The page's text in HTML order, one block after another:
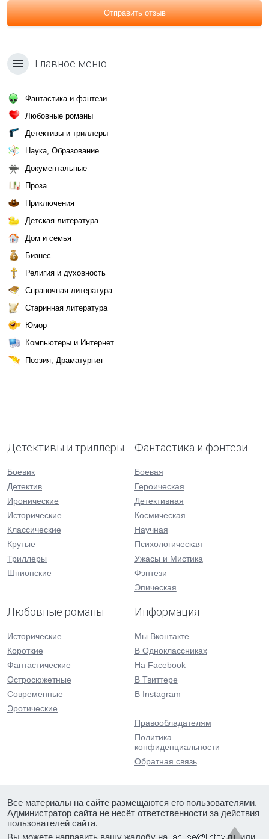
Отправить отзыв
Главное меню
Фантастика и фэнтези
Любовные романы
Детективы и триллеры
Наука, Образование
Документальные
Проза
Приключения
Детская литература
Дом и семья
Бизнес
Религия и духовность
Справочная литература
Старинная литература
Юмор
Компьютеры и Интернет
Поэзия, Драматургия
Детективы и триллеры
Боевик
Детектив
Иронические
Исторические
Классические
Крутые
Триллеры
Шпионские
Фантастика и фэнтези
Боевая
Героическая
Детективная
Космическая
Научная
Психологическая
Ужасы и Мистика
Фэнтези
Эпическая
Любовные романы
Исторические
Короткие
Фантастические
Остросюжетные
Современные
Эротические
Информация
Мы Вконтакте
В Одноклассниках
На Facebook
В Твиттере
В Instagram
Правообладателям
Политика
конфиденциальности
Обратная связь
Все материалы на сайте размещаются его пользователями.
Администратор сайта не несёт ответственности за действия
пользователей сайта.
Вы можете направить вашу жалобу на
или